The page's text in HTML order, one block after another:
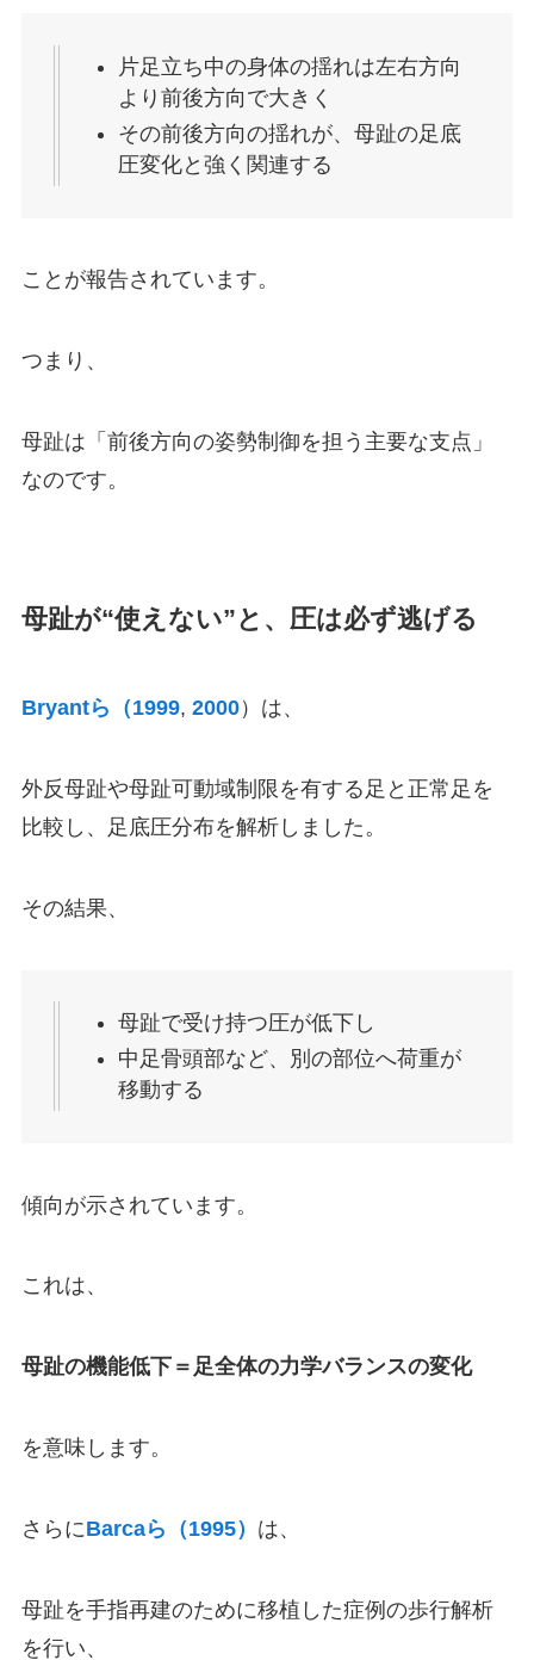
片足立ち中の身体の揺れは左右方向
より前後方向で大きく
その前後方向の揺れが、母趾の足底
圧変化と強く関連する
ことが報告されています。
つまり、
母趾は「前後方向の姿勢制御を担う主要な支点」
なのです。
母趾が“使えない”と、圧は必ず逃げる
Bryantら（1999, 2000）は、
外反母趾や母趾可動域制限を有する足と正常足を
比較し、足底圧分布を解析しました。
その結果、
母趾で受け持つ圧が低下し
中足骨頭部など、別の部位へ荷重が
移動する
傾向が示されています。
これは、
母趾の機能低下＝足全体の力学バランスの変化
を意味します。
さらにBarcaら（1995） は、
母趾を手指再建のために移植した症例の歩行解析
を行い、